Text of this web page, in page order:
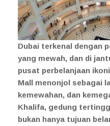
Dubai terkenal dengan
yang mewah, dan di
pusat perbelanjaan
Mall menonjol sebagai
kemewahan, dan
Khalifa, gedung
bukan hanya tujuan